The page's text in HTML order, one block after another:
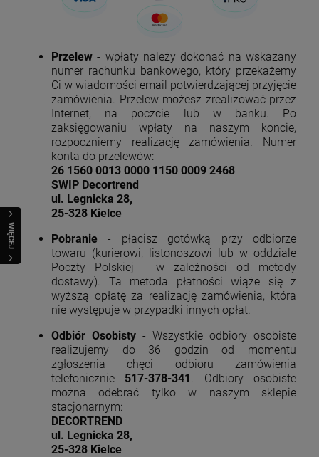
WIĘCEJ
Przelew - wpłaty należy dokonać na wskazany
numer rachunku bankowego, który przekażemy
Ci w wiadomości email potwierdzającej przyjęcie
zamówienia. Przelew możesz zrealizować przez
Internet, na poczcie lub w banku. Po
zaksięgowaniu wpłaty na naszym koncie,
rozpoczniemy realizację zamówienia. Numer
konta do przelewów:
26 1560 0013 0000 1150 0009 2468
SWIP Decortrend
ul. Legnicka 28,
25-328 Kielce
Pobranie - płacisz gotówką przy odbiorze
towaru (kurierowi, listonoszowi lub w oddziale
Poczty Polskiej - w zależności od metody
dostawy). Ta metoda płatności wiąże się z
wyższą opłatę za realizację zamówienia, która
nie występuje w przypadki innych opłat.
Odbiór Osobisty - Wszystkie odbiory osobiste
realizujemy do 36 godzin od momentu
zgłoszenia chęci odbioru zamówienia
telefonicznie 517-378-341
. Odbiory osobiste
można odebrać tylko w naszym sklepie
stacjonarnym:
DECORTREND
ul. Legnicka 28,
25-328 Kielce